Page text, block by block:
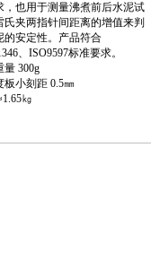
，也用于测量沸煮前后水泥试
氏夹两指针间距离的增值来判
的安定性。产品符合
、ISO9597标准要求。
量 300g
板小刻距 0.5㎜
㎏